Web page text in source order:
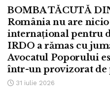
BOMBA TĂCUTĂ
România nu are
internațional pentru
IRDO a rămas cu
Avocatul Poporului
într-un provizorat de
31 iulie 2026